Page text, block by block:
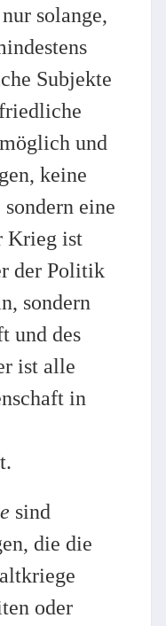
solange,
Subjekte
und
keine
eine
Krieg ist
der Politik
sondern
und des
ist alle
in
sind
die die
oder